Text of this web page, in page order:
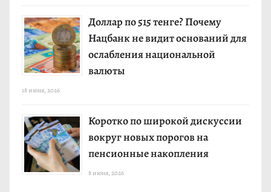
Доллар по 515 тенге? Почему
Нацбанк не видит оснований для
ослабления национальной
валюты
18 июня, 2026
Коротко по широкой дискуссии
вокруг новых порогов на
пенсионные накопления
8 июня, 2026